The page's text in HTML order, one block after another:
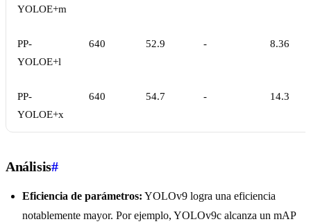
YOLOE+m
PP-
YOLOE+l
640 52.9 - 8.36
PP-
YOLOE+x
640 54.7 - 14.3
Análisis#
Eficiencia de parámetros: YOLOv9 logra una eficiencia
notablemente mayor. Por ejemplo, YOLOv9c alcanza un mAP